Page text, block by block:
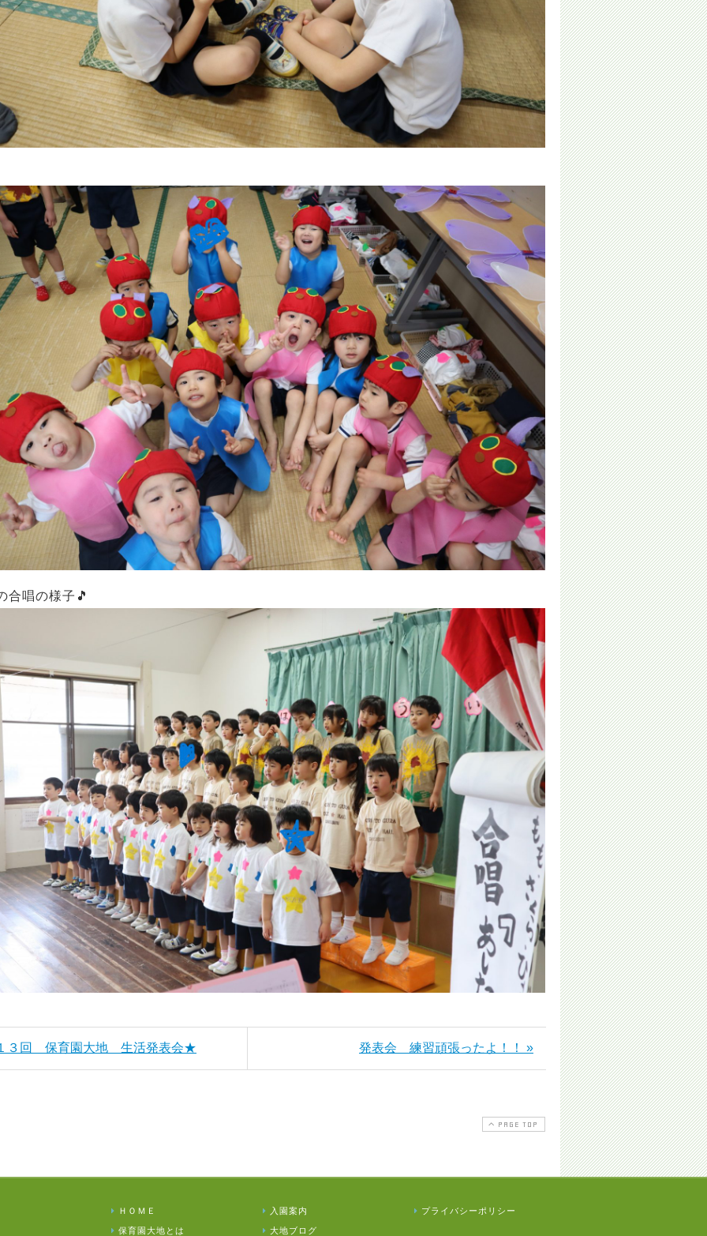
合唱の様子🎵
３回 保育園大地 生活発表会★ 発表会 練習頑張ったよ！！ »
PAGE TOP
ＨＯＭＥ
保育園大地とは
入園案内
大地ブログ
プライバシーポリシー